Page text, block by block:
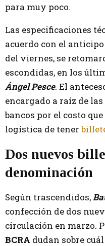
para muy poco.
Las especificaciones
acuerdo con el
del viernes, se
escondidas, en los
Ángel Pesce. El
encargado a raíz de
bancos por el costo
logística de tener
Dos nuevos
denominación
Según trascendidos,
confección de dos
circulación en marzo.
BCRA dudan sobre